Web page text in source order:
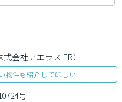
会社アエラス.ER）
物件も紹介してほしい
号